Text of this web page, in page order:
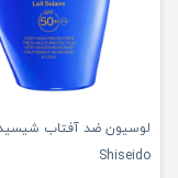
Shiseido